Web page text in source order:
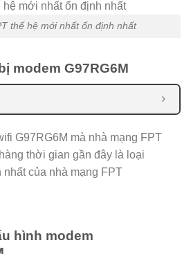
thế hệ mới nhất ổn định nhất
modem G97RG6M
G97RG6M mà nhà mạng FPT
thời gian gần đây là loại
nhất của nhà mạng FPT
hình modem